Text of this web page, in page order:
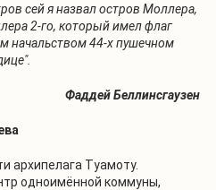
сей я назвал остров Моллера,
2-го, который имел флаг
начальством 44-х пушечном
Фаддей Беллинсгаузен
архипелага Туамоту.
одноимённой коммуны,